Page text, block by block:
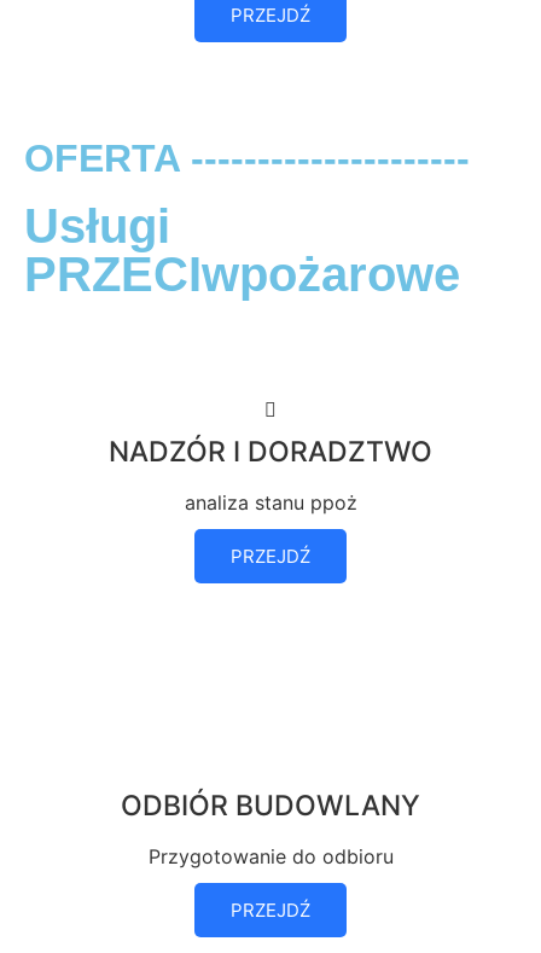
PRZEJDŹ
OFERTA ---------------------
Usługi
PRZECIwpożarowe
NADZÓR I DORADZTWO
analiza stanu ppoż
PRZEJDŹ
ODBIÓR BUDOWLANY
Przygotowanie do odbioru
PRZEJDŹ